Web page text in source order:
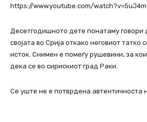
https://www.youtube.com/
Десетгодишното дете понатаму говори
својата во Срија откако неговиот татко
исток. Снимен е помеѓу рушевини, за
дека се во сирискиот град Раки.
Се уште не е потврдена автентичноста